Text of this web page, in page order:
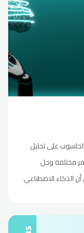
على تحليل
مختلفة وحل
الذكاء الاصطناعي